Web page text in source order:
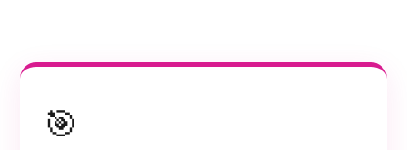
🎯